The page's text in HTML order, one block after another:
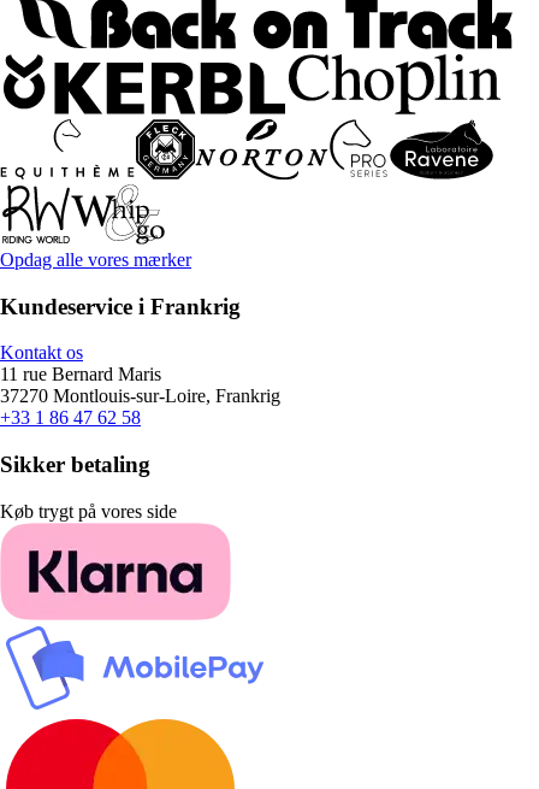
Opdag alle vores mærker
Kundeservice i Frankrig
Kontakt os
11 rue Bernard Maris
37270 Montlouis-sur-Loire, Frankrig
+33 1 86 47 62 58
Sikker betaling
Køb trygt på vores side